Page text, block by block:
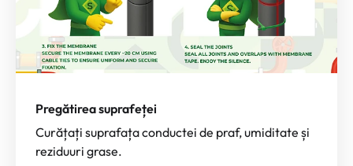
Pregătirea suprafeței
Curățați suprafața conductei de praf, umiditate și
reziduuri grase.